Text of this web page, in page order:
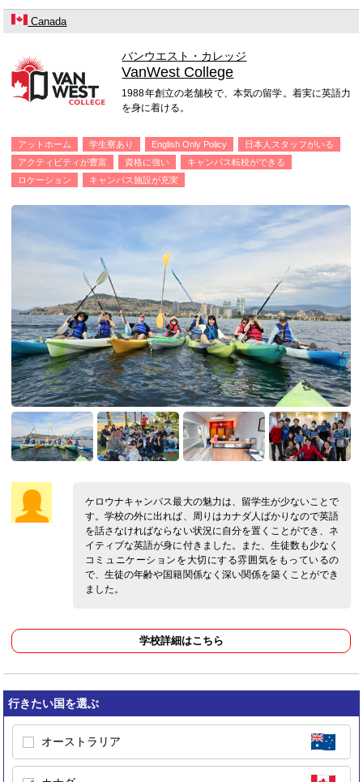
Canada
バンウエスト・カレッジ
VanWest College
1988年創立の老舗校で、本気の留学。着実に英語力
を身に着ける。
アットホーム 学生寮あり English Only Policy
日本人スタッフがいる
アクティビティが豊富
資格に強い
キャンパス転校ができる
ロケーション
キャンパス施設が充実
ケロウナキャンパス最大の魅力は、留学生が少ないことで
す。学校の外に出れば、周りはカナダ人ばかりなので英語
を話さなければならない状況に自分を置くことができ、ネ
イティブな英語が身に付きました。また、生徒数も少なく
コミュニケーションを大切にする雰囲気をもっているの
で、生徒の年齢や国籍関係なく深い関係を築くことができ
ました。
学校詳細はこちら
行きたい国を選ぶ
オーストラリア